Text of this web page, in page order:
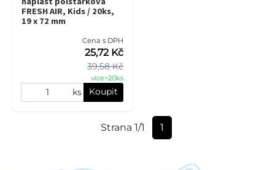
FRESH AIR, Kids / 20ks,
19 x 72 mm
Cena s DPH
39,58 Kč
25,72 Kč
více>20ks
ks Koupit
Strana 1/1 1